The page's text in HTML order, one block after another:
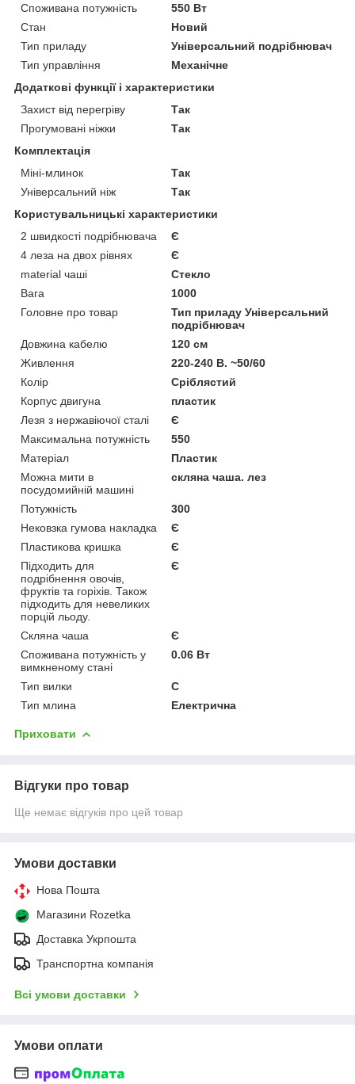
Споживана потужність
550 Вт
Стан
Новий
Тип приладу
Універсальний подрібнювач
Тип управління
Механічне
Додаткові функції і характеристики
Захист від перегріву
Так
Прогумовані ніжки
Так
Комплектація
Міні-млинок
Так
Універсальний ніж
Так
Користувальницькі характеристики
2 швидкості подрібнювача
Є
4 леза на двох рівнях
Є
material чаші
Стекло
Вага
1000
Головне про товар
Тип приладу Універсальний
подрібнювач
Довжина кабелю
120 см
Живлення
220-240 В. ~50/60
Колір
Сріблястий
Корпус двигуна
пластик
Лезя з нержавіючої сталі
Є
Максимальна потужність
550
Матеріал
Пластик
Можна мити в
посудомийній машині
скляна чаша. лез
Потужність
300
Нековзка гумова накладка
Є
Пластикова кришка
Є
Підходить для
подрібнення овочів,
фруктів та горіхів. Також
підходить для невеликих
порцій льоду.
Є
Скляна чаша
Є
Споживана потужність у
вимкненому стані
0.06 Вт
Тип вилки
C
Тип млина
Електрична
Приховати
Відгуки про товар
Ще немає відгуків про цей товар
Умови доставки
Нова Пошта
Магазини Rozetka
Доставка Укрпошта
Транспортна компанія
Всі умови доставки
Умови оплати